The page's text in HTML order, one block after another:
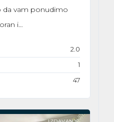
da vam ponudimo
i…
2.0
1
47